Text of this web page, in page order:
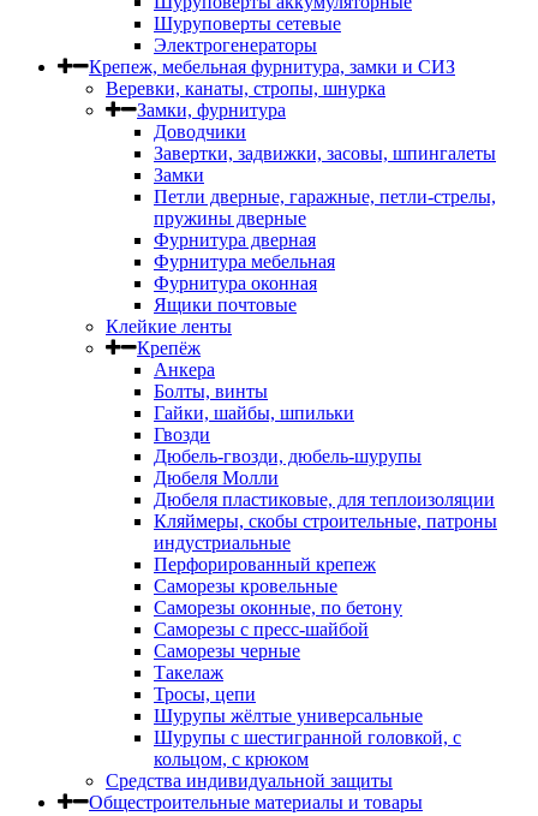
Шуруповерты сетевые
Электрогенераторы
Крепеж, мебельная фурнитура, замки и СИЗ
Веревки, канаты, стропы, шнурка
Замки, фурнитура
Доводчики
Завертки, задвижки, засовы, шпингалеты
Замки
Петли дверные, гаражные, петли-стрелы,
пружины дверные
Фурнитура дверная
Фурнитура мебельная
Фурнитура оконная
Ящики почтовые
Клейкие ленты
Крепёж
Анкера
Болты, винты
Гайки, шайбы, шпильки
Гвозди
Дюбель-гвозди, дюбель-шурупы
Дюбеля Молли
Дюбеля пластиковые, для теплоизоляции
Кляймеры, скобы строительные, патроны
индустриальные
Перфорированный крепеж
Саморезы кровельные
Саморезы оконные, по бетону
Саморезы с пресс-шайбой
Саморезы черные
Такелаж
Тросы, цепи
Шурупы жёлтые универсальные
Шурупы с шестигранной головкой, с
кольцом, с крюком
Средства индивидуальной защиты
Общестроительные материалы и товары